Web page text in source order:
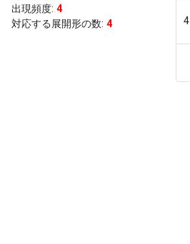
出現頻度: 4
対応する展開形の数: 4 4